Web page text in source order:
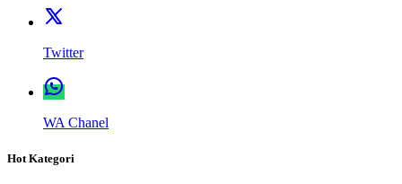
Twitter
WA Chanel
Hot Kategori